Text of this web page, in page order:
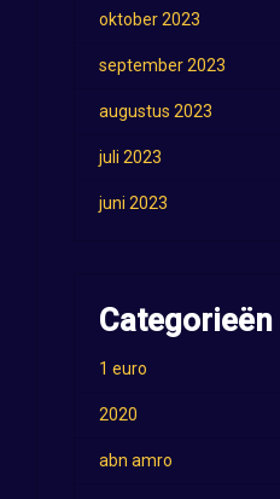
oktober 2023
september 2023
augustus 2023
juli 2023
juni 2023
Categorieën
1 euro
2020
abn amro